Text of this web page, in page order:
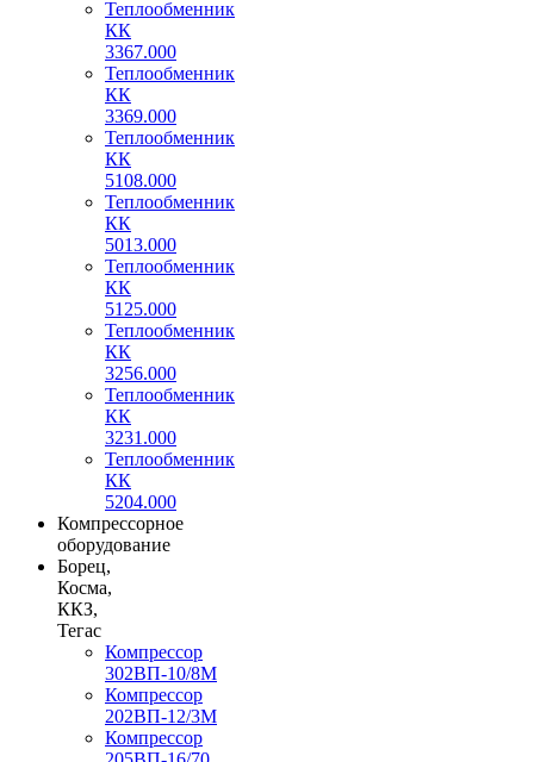
Теплообменник
КК
3367.000
Теплообменник
КК
3369.000
Теплообменник
КК
5108.000
Теплообменник
КК
5013.000
Теплообменник
КК
5125.000
Теплообменник
КК
3256.000
Теплообменник
КК
3231.000
Теплообменник
КК
5204.000
Компрессорное
оборудование
Борец,
Косма,
ККЗ,
Тегас
Компрессор
302ВП-10/8М
Компрессор
202ВП-12/3М
Компрессор